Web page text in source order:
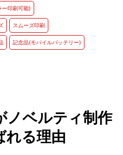
ー印刷可能)
スムーズ印刷
記念品(モバイルバッテリー)
ノベルティ制作
れる理由